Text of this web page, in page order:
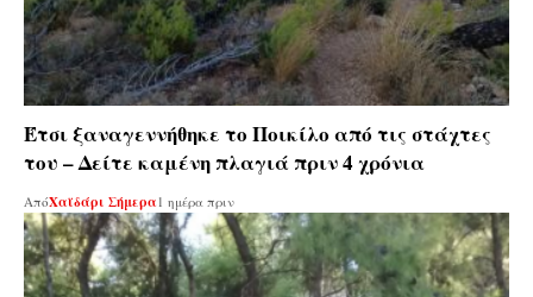
Έτσι ξαναγεννήθηκε το Ποικίλο από τις στάχτες
του – Δείτε καμένη πλαγιά πριν 4 χρόνια
ΑπόΧαϊδάρι Σήμερα 1 ημέρα πριν